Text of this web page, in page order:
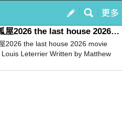
我的
電影最後孤屋2026 the last house 2026 movie
2026 the last house 2026 movie
Leterrier Written by Matthew
Greta Lee Wa